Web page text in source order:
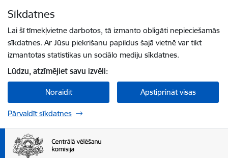
Sīkdatnes
Lai šī tīmekļvietne darbotos, tā izmanto obligāti nepieciešamās
sīkdatnes. Ar Jūsu piekrišanu papildus šajā vietnē var tikt
izmantotas statistikas un sociālo mediju sīkdatnes.
Lūdzu, atzīmējiet savu izvēli:
Noraidīt Apstiprināt visas
Pārvaldīt sīkdatnes